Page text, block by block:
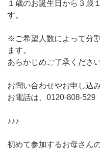
１歳のお誕生日から３歳
す。
※ご希望人数によって分
ます。
あらかじめご了承ください
お問い合わせやお申し込
お電話は、0120-808-529
♪♪♪
初めて参加するお母さん